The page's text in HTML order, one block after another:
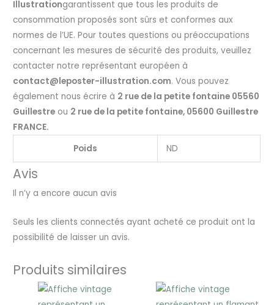
Illustrationgarantissent que tous les produits de
consommation proposés sont sûrs et conformes aux
normes de l’UE. Pour toutes questions ou préoccupations
concernant les mesures de sécurité des produits, veuillez
contacter notre représentant européen à
contact@leposter-illustration.com. Vous pouvez
également nous écrire à 2 rue de la petite fontaine 05560
Guillestre ou 2 rue de la petite fontaine, 05600 Guillestre
FRANCE.
Poids
ND
Avis
Il n’y a encore aucun avis
Seuls les clients connectés ayant acheté ce produit ont la
possibilité de laisser un avis.
Produits similaires
Plage
de
Plage
de